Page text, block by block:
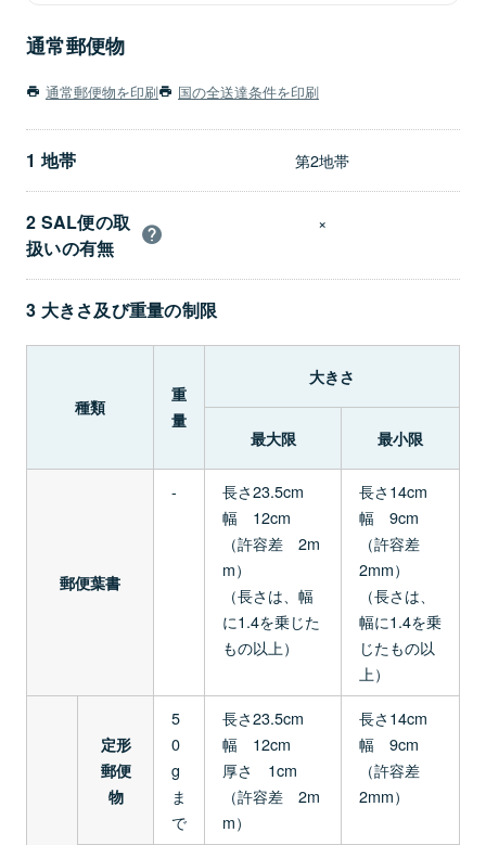
通常郵便物
通常郵便物を印刷 国の全送達条件を印刷
1 地帯 第2地帯
2 SAL便の取
扱いの有無
×
3 大きさ及び重量の制限
種類
重
量
大きさ
最大限 最小限
郵便葉書
-
長さ23.5cm
幅 12cm
（許容差 2m
m）
（長さは、幅
に1.4を乗じた
もの以上）
長さ14cm
幅 9cm
（許容差
2mm）
（長さは、
幅に1.4を乗
じたもの以
上）
定形
郵便
物
5
0
g
ま
で
長さ23.5cm
幅 12cm
厚さ 1cm
（許容差 2m
m）
長さ14cm
幅 9cm
（許容差
2mm）